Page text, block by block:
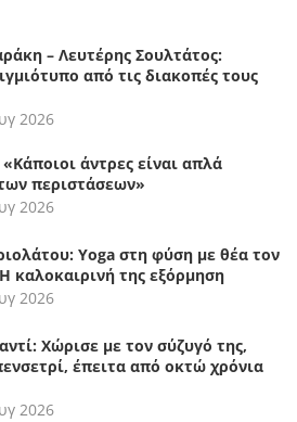
– Λευτέρης Σουλτάτος:
από τις διακοπές τους
2026
άντρες είναι απλά
περιστάσεων»
2026
Yoga στη φύση με θέα τον
καλοκαιρινή της εξόρμηση
2026
Χώρισε με τον σύζυγό της,
έπειτα από οκτώ χρόνια
2026